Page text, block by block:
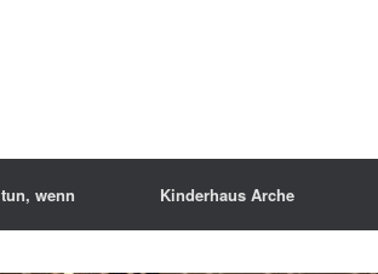
wenn Kinderhaus Arche